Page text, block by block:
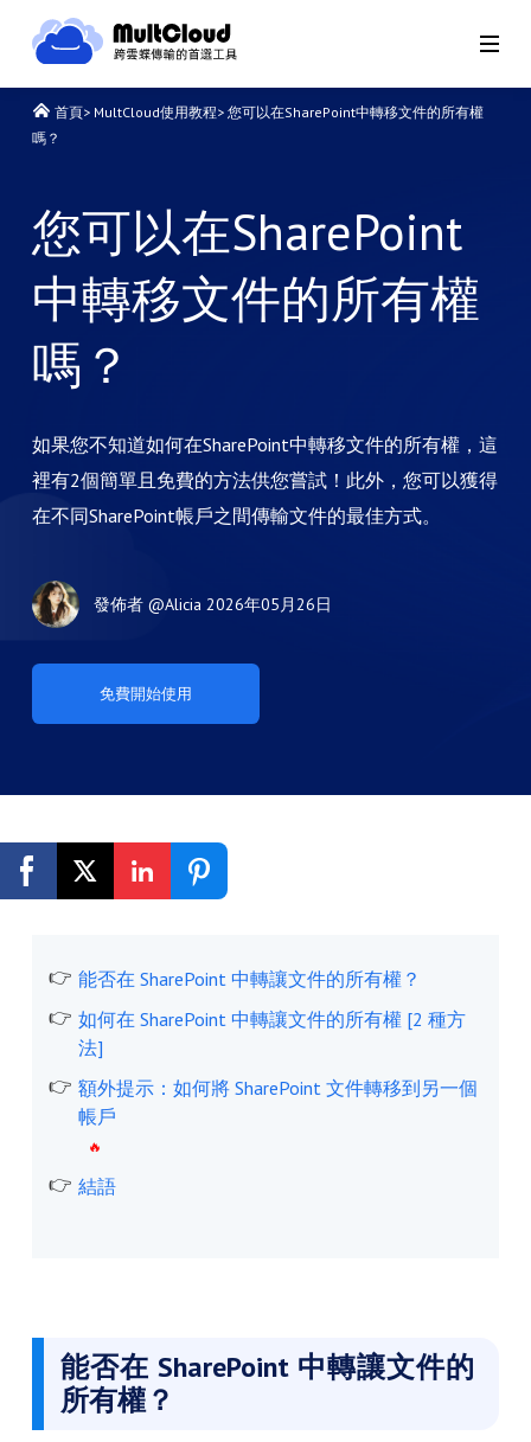
首頁> MultCloud使用教程> 您可以在SharePoint中轉移文件的所有權
嗎？
您可以在SharePoint
中轉移文件的所有權
嗎？
如果您不知道如何在SharePoint中轉移文件的所有權，這
裡有2個簡單且免費的方法供您嘗試！此外，您可以獲得
在不同SharePoint帳戶之間傳輸文件的最佳方式。
免費開始使用
發佈者 @Alicia 2026年05月26日
能否在 SharePoint 中轉讓文件的所有權？
如何在 SharePoint 中轉讓文件的所有權 [2 種方
法]
額外提示：如何將 SharePoint 文件轉移到另一個
帳戶
結語
能否在 SharePoint 中轉讓文件的
所有權？